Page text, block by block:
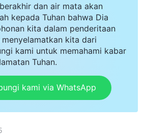
dan air mata akan
kepada Tuhan bahwa Dia
kita dalam penderitaan
kita dari
kami untuk memahami kabar
Tuhan.
kami via WhatsApp